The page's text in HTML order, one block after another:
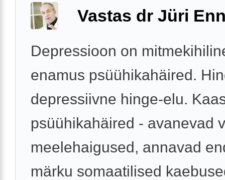
Vastas dr Jüri
Depressioon on
enamus psüühikahäired.
depressiivne hinge-elu.
psüühikahäired - avanevad
meelehaigused, annavad
märku somaatilised